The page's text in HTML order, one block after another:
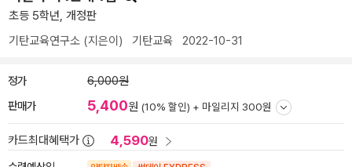
초등 5학년, 개정판
기탄교육연구소 (지은이) 기탄교육 2022-10-31
정가 6,000원
판매가 5,400원 (10% 할인) + 마일리지 300원
카드최대혜택가 4,590원